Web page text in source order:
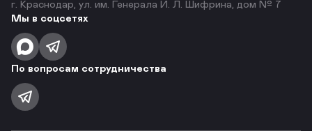
г. Краснодар, ул. им. Генерала И. Л. Шифрина, дом № 7
Мы в соцсетях
По вопросам сотрудничества